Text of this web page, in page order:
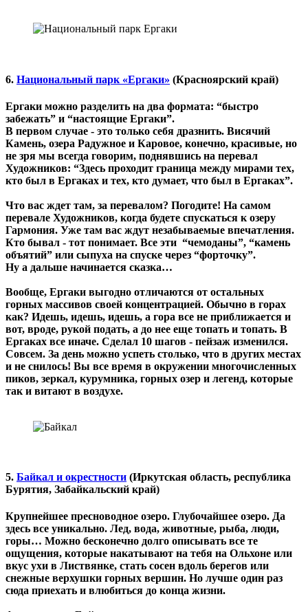
6. Национальный парк «Ергаки» (Красноярский край)
Ергаки можно разделить на два формата: “быстро
забежать” и “настоящие Ергаки”.
В первом случае - это только себя дразнить. Висячий
Камень, озера Радужное и Каровое, конечно, красивые, но
не зря мы всегда говорим, поднявшись на перевал
Художников: “Здесь проходит граница между мирами тех,
кто был в Ергаках и тех, кто думает, что был в Ергаках”.
Что вас ждет там, за перевалом? Погодите! На самом
перевале Художников, когда будете спускаться к озеру
Гармония. Уже там вас ждут незабываемые впечатления.
Кто бывал - тот понимает. Все эти “чемоданы”, “камень
объятий” или сыпуха на спуске через “форточку”.
Ну а дальше начинается сказка…
Вообще, Ергаки выгодно отличаются от остальных
горных массивов своей концентрацией. Обычно в горах
как? Идешь, идешь, идешь, а гора все не приближается и
вот, вроде, рукой подать, а до нее еще топать и топать. В
Ергаках все иначе. Сделал 10 шагов - пейзаж изменился.
Совсем. За день можно успеть столько, что в других местах
и не снилось! Вы все время в окружении многочисленных
пиков, зеркал, курумника, горных озер и легенд, которые
так и витают в воздухе.
5. Байкал и окрестности (Иркутская область, республика
Бурятия, Забайкальский край)
Крупнейшее пресноводное озеро. Глубочайшее озеро. Да
здесь все уникально. Лед, вода, животные, рыба, люди,
горы… Можно бесконечно долго описывать все те
ощущения, которые накатывают на тебя на Ольхоне или
вкус ухи в Листвянке, стать сосен вдоль берегов или
снежные верхушки горных вершин. Но лучше один раз
сюда приехать и влюбиться до конца жизни.